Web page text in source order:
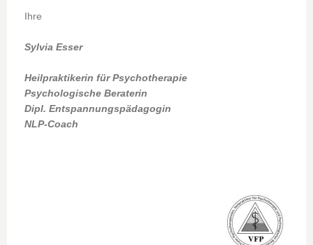
Ihre
Sylvia Esser
Heilpraktikerin für Psychotherapie
Psychologische Beraterin
Dipl. Entspannungspädagogin
NLP-Coach